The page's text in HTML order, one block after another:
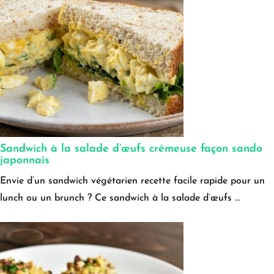
Sandwich à la salade d’œufs crémeuse façon sando
japonnais
Envie d’un sandwich végétarien recette facile rapide pour un
lunch ou un brunch ? Ce sandwich à la salade d’œufs ...